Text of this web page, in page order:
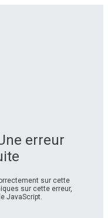
erreur
sur cette
sur cette erreur,
JavaScript.